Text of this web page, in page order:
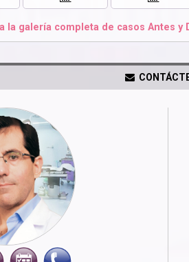
la galería completa de casos Antes